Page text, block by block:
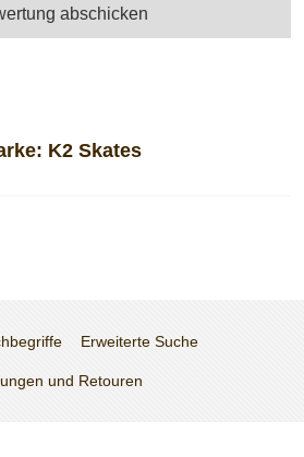
K2 Skates
abschicken
Erweiterte Suche
und Retouren